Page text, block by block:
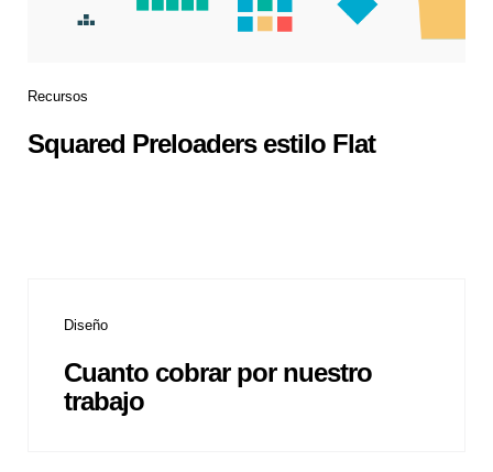
Recursos
Squared Preloaders estilo Flat
Diseño
Cuanto cobrar por nuestro
trabajo